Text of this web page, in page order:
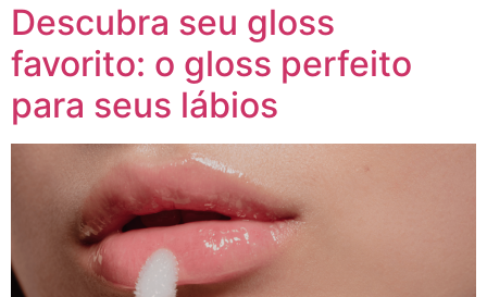
Descubra seu gloss
favorito: o gloss perfeito
para seus lábios